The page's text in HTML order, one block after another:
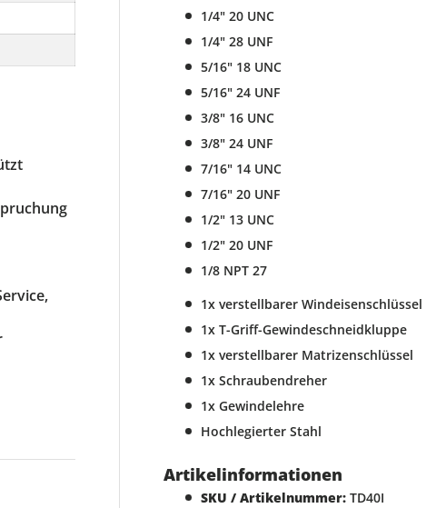
1/4" 20 UNC
1/4" 28 UNF
5/16" 18 UNC
5/16" 24 UNF
3/8" 16 UNC
3/8" 24 UNF
7/16" 14 UNC
7/16" 20 UNF
1/2" 13 UNC
1/2" 20 UNF
1/8 NPT 27
1x verstellbarer Windeisenschlüssel
1x T-Griff-Gewindeschneidkluppe
1x verstellbarer Matrizenschlüssel
1x Schraubendreher
1x Gewindelehre
Hochlegierter Stahl
Artikelinformationen
SKU / Artikelnummer: TD40I